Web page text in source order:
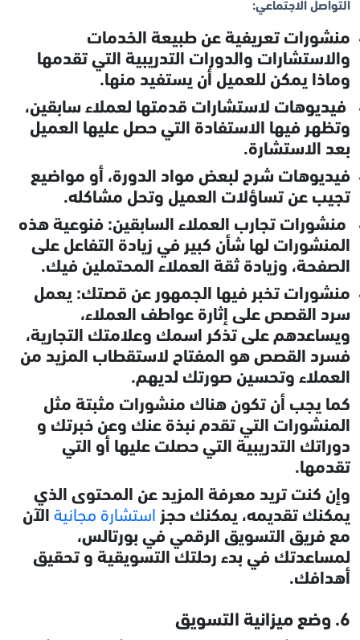
التواصل الاجتماعي:
منشورات تعريفية عن طبيعة الخدمات
والاستشارات والدورات التدريبية التي تقدمها
وماذا يمكن للعميل أن يستفيد منها.
فيديوهات لاستشارات قدمتها لعملاء سابقين،
وتظهر فيها الاستفادة التي حصل عليها العميل
بعد الاستشارة.
فيديوهات شرح لبعض مواد الدورة، أو مواضيع
تجيب عن تساؤلات العميل وتحل مشاكله.
منشورات تجارب العملاء السابقين: فنوعية هذه
المنشورات لها شأن كبير في زيادة التفاعل على
الصفحة، وزيادة ثقة العملاء المحتملين فيك.
منشورات تخبر فيها الجمهور عن قصتك: يعمل
سرد القصص على إثارة عواطف العملاء،
ويساعدهم على تذكر اسمك وعلامتك التجارية،
فسرد القصص هو المفتاح لاستقطاب المزيد من
العملاء وتحسين صورتك لديهم.
كما يجب أن تكون هناك منشورات مثبتة مثل
المنشورات التي تقدم نبذة عنك وعن خبرتك و
دوراتك التدريبية التي حصلت عليها أو التي
تقدمها.
وإن كنت تريد معرفة المزيد عن المحتوى الذي
يمكنك تقديمه، يمكنك حجز
استشارة مجانية الآن
مع فريق التسويق الرقمي في بورتالس،
لمساعدتك في بدء رحلتك التسويقية و تحقيق
أهدافك.
6. وضع ميزانية التسويق